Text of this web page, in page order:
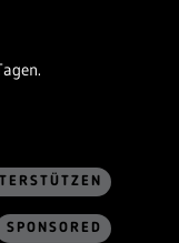
SPONSORED